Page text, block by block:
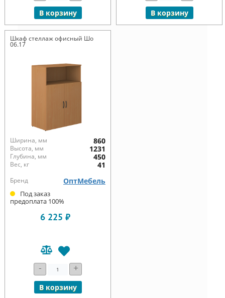
В корзину В корзину
Шкаф стеллаж офисный Шо
06.17
Ширина, мм 860
Высота, мм 1231
Глубина, мм 450
Вес, кг 41
Бренд ОптМебель
Под заказ
предоплата 100%
6 225 ₽
- +
В корзину